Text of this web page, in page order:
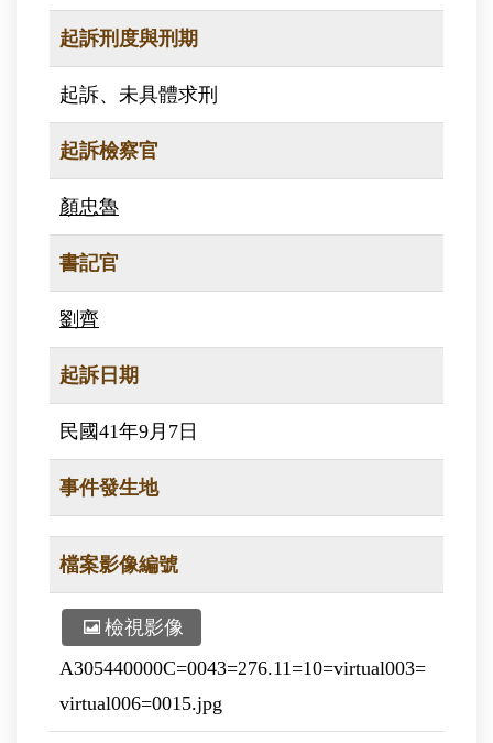
起訴刑度與刑期
起訴、未具體求刑
起訴檢察官
顏忠魯
書記官
劉齊
起訴日期
民國41年9月7日
事件發生地
檔案影像編號
檢視影像
A305440000C=0043=276.11=10=virtual003=
virtual006=0015.jpg